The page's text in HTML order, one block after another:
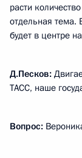
расти
отдельная тема.
будет в центре
Д.Песков:
ТАСС, наше
Вопрос: